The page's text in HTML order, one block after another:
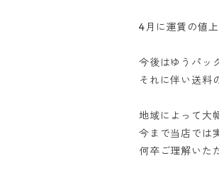
4月に運賃の値
今後はゆうパッ
それに伴い送料
地域によって大
今まで当店では
何卒ご理解いた